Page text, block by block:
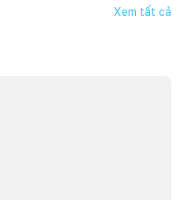
Xem tất cả